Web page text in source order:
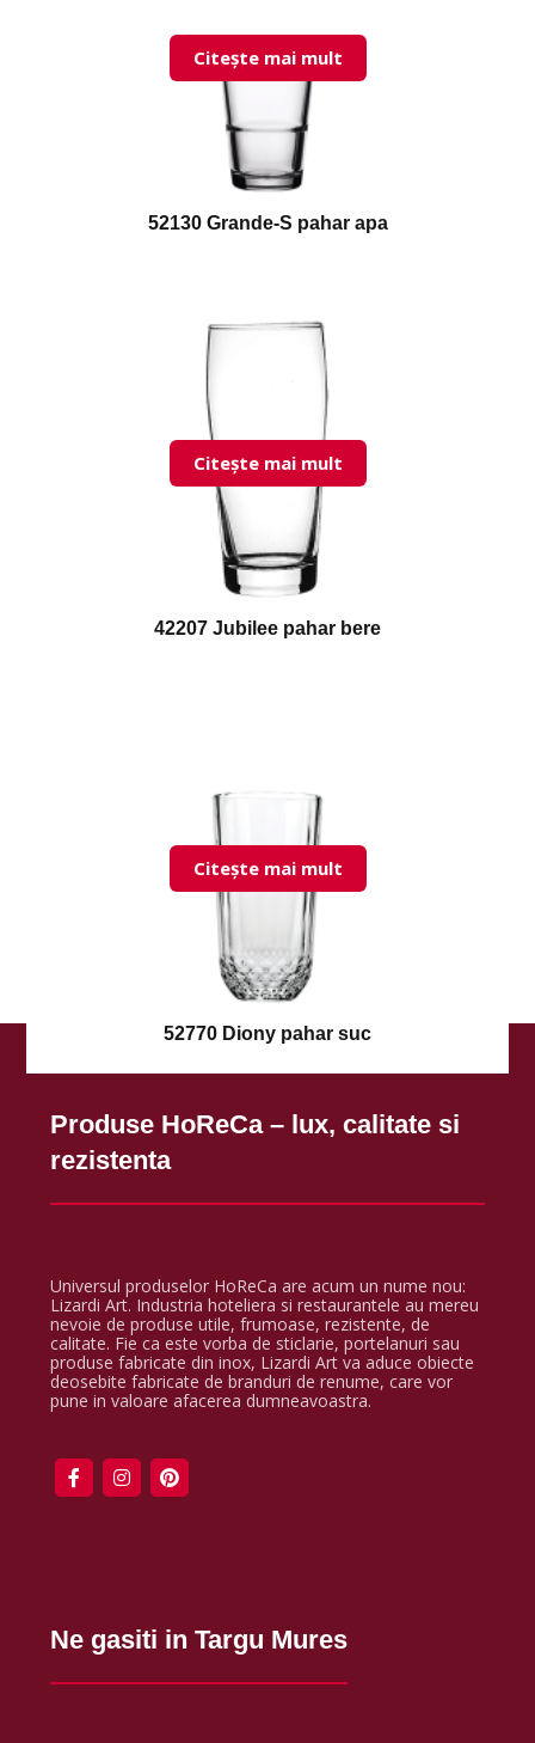
52130 Grande-S pahar apa
Citește mai mult
42207 Jubilee pahar bere
Citește mai mult
52770 Diony pahar suc
Citește mai mult
Produse HoReCa – lux, calitate si
rezistenta
Universul produselor HoReCa are acum un nume nou:
Lizardi Art. Industria hoteliera si restaurantele au mereu
nevoie de produse utile, frumoase, rezistente, de
calitate. Fie ca este vorba de sticlarie, portelanuri sau
produse fabricate din inox, Lizardi Art va aduce obiecte
deosebite fabricate de branduri de renume, care vor
pune in valoare afacerea dumneavoastra.
Ne gasiti in Targu Mures